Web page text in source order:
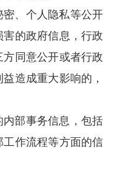
、个人隐私等公开
的政府信息，行政
同意公开或者行政
造成重大影响的，
部事务信息，包括
工作流程等方面的信